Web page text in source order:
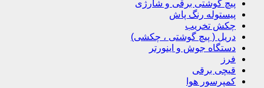
پیچ گوشتی برقی و شارژی
پیستوله رنگ پاش
چکش تخریب
دریل ( پیچ گوشتی ، چکشی)
دستگاه جوش و اینورتر
فرز
قیچی برقی
کمپرسور هوا